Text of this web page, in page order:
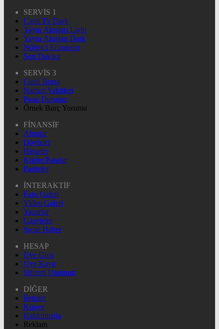
SERVİS 1
Canlı Tv Dark
Yayın Akışları Light
Yayın Akışları Dark
Nöbetçi Eczaneler
Son Dakika
SERVİS 3
Canlı Borsa
Namaz Vakitleri
Puan Durumu
Örnek Burç Yorumu
FİNANSİF
Altınlar
Dövizler
Hisseler
Kripto Paralar
Pariteler
İNTERAKTİF
Foto Galeri
Video Galeri
Yazarlar
Gazeteler
Sıcak Haber
HESAP
Üye Giriş
Üye Kayıt
Şifremi Unuttum
DİĞER
İletişim
Künye
Hakkımızda
Reklam